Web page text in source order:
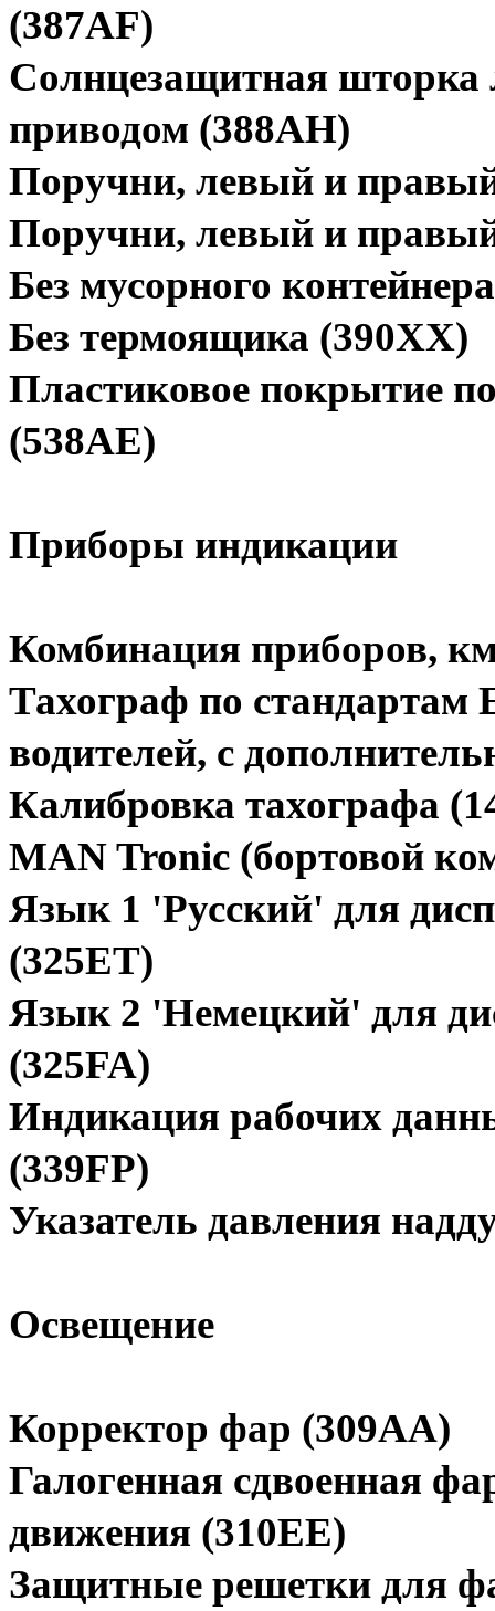
(387AF)
Солнцезащитная шторка
приводом (388AH)
Поручни, левый и
Поручни, левый и
Без мусорного
Без термоящика (390XX)
Пластиковое покрытие
(538AE)
Приборы индикации
Комбинация приборов,
Тахограф по стандартам
водителей, с
Калибровка тахографа
MAN Tronic (бортовой
Язык 1 'Русский' для
(325ET)
Язык 2 'Немецкий' для
(325FA)
Индикация рабочих
(339FP)
Указатель давления
Освещение
Корректор фар (309AA)
Галогенная сдвоенная
движения (310EE)
Защитные решетки для